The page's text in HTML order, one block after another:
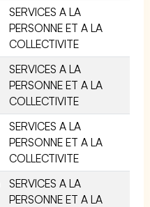
SERVICES A LA
PERSONNE ET A LA
COLLECTIVITE
SERVICES A LA
PERSONNE ET A LA
COLLECTIVITE
SERVICES A LA
PERSONNE ET A LA
COLLECTIVITE
SERVICES A LA
PERSONNE ET A LA